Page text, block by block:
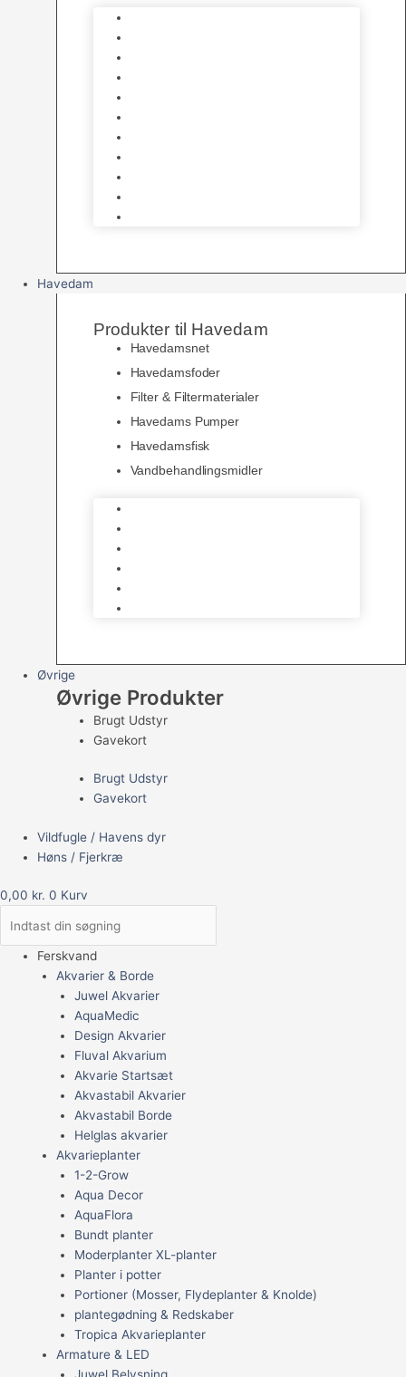
Havedam
Produkter til Havedam
Havedamsnet
Havedamsfoder
Filter & Filtermaterialer
Havedams Pumper
Havedamsfisk
Vandbehandlingsmidler
Øvrige
Øvrige Produkter
Brugt Udstyr
Gavekort
Brugt Udstyr
Gavekort
Vildfugle / Havens dyr
Høns / Fjerkræ
0,00 kr. 0 Kurv
Ferskvand
Akvarier & Borde
Juwel Akvarier
AquaMedic
Design Akvarier
Fluval Akvarium
Akvarie Startsæt
Akvastabil Akvarier
Akvastabil Borde
Helglas akvarier
Akvarieplanter
1-2-Grow
Aqua Decor
AquaFlora
Bundt planter
Moderplanter XL-planter
Planter i potter
Portioner (Mosser, Flydeplanter & Knolde)
plantegødning & Redskaber
Tropica Akvarieplanter
Armature & LED
Juwel Belysning